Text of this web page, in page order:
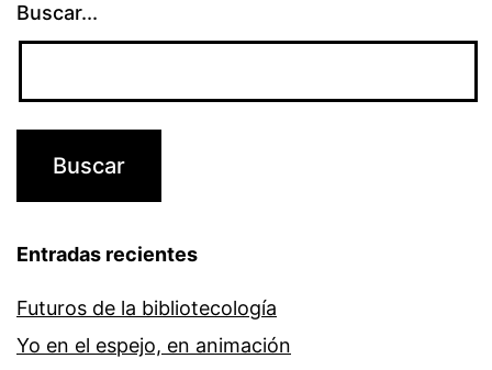
Buscar...
Entradas recientes
Futuros de la bibliotecología
Yo en el espejo, en animación